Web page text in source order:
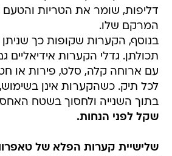
דליפות, שומר את הטריות והטעם
המרקם שלו.
בנוסף, הקערות שקופות כך
תכולתן. גדלי הקערות אידיאליים
עם ארוחה קלה, סלט, פירות או
לכל תיק. כשהקערות אינן
בתוך השנייה ולחסוך בשטח
שקל לפני הנחות.
שלישיית קערות הפלא של